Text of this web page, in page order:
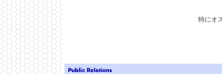
特に